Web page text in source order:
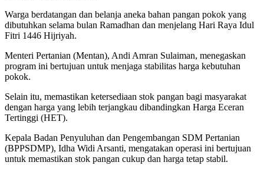
Warga berdatangan dan belanja aneka bahan pangan pokok yang
dibutuhkan selama bulan Ramadhan dan menjelang Hari Raya Idul
Fitri 1446 Hijriyah.
Menteri Pertanian (Mentan), Andi Amran Sulaiman, menegaskan
program ini bertujuan untuk menjaga stabilitas harga kebutuhan
pokok.
Selain itu, memastikan ketersediaan stok pangan bagi masyarakat
dengan harga yang lebih terjangkau dibandingkan Harga Eceran
Tertinggi (HET).
Kepala Badan Penyuluhan dan Pengembangan SDM Pertanian
(BPPSDMP), Idha Widi Arsanti, mengatakan operasi ini bertujuan
untuk memastikan stok pangan cukup dan harga tetap stabil.